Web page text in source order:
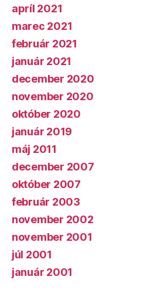
apríl 2021
marec 2021
február 2021
január 2021
december 2020
november 2020
október 2020
január 2019
máj 2011
december 2007
október 2007
február 2003
november 2002
november 2001
júl 2001
január 2001